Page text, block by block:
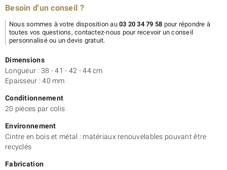
cintres en boisà épaules larges. Vous pouvez choisir une finition :
personnalisez ce cintre avec votre logo.
Découvrez aussi notre modèle decintre épaules larges 245
Dimensions
Longueur : 38 - 41 - 42 - 44 cm
Epaisseur : 40 mm
Conditionnement
20 pièces par colis
Environnement
Cintre en bois et métal : matériaux renouvelables pouvant être
recyclés
Fabrication
Besoin d'un conseil ?
Nous sommes à votre disposition au03 20 34 79 58 pour répondre à
toutes vos questions, contactez-nous pour recevoir un conseil
personnalisé ou un devis gratuit.